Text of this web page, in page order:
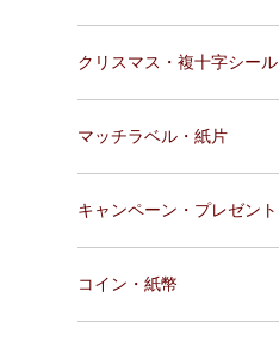
クリスマス・複十字シール
マッチラベル・紙片
キャンペーン・プレゼント
コイン・紙幣